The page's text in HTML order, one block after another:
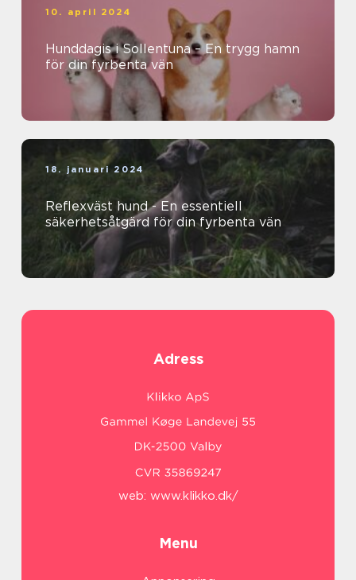
10. april 2024
Hunddagis i Sollentuna – En trygg hamn
för din fyrbenta vän
18. januari 2024
Reflexväst hund - En essentiell
säkerhetsåtgärd för din fyrbenta vän
Adress
web: www.klikko.dk/
Menu